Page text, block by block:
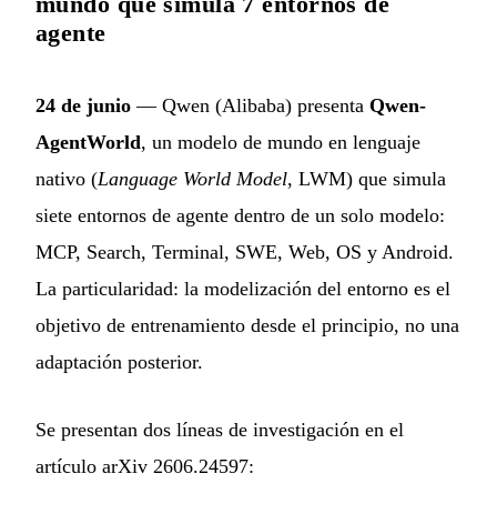
agente
24 de junio — Qwen (Alibaba) presenta Qwen-
AgentWorld, un modelo de mundo en lenguaje
nativo (Language World Model, LWM) que simula
siete entornos de agente dentro de un solo modelo:
MCP, Search, Terminal, SWE, Web, OS y Android.
La particularidad: la modelización del entorno es el
objetivo de entrenamiento desde el principio, no una
adaptación posterior.
Se presentan dos líneas de investigación en el
artículo arXiv 2606.24597: